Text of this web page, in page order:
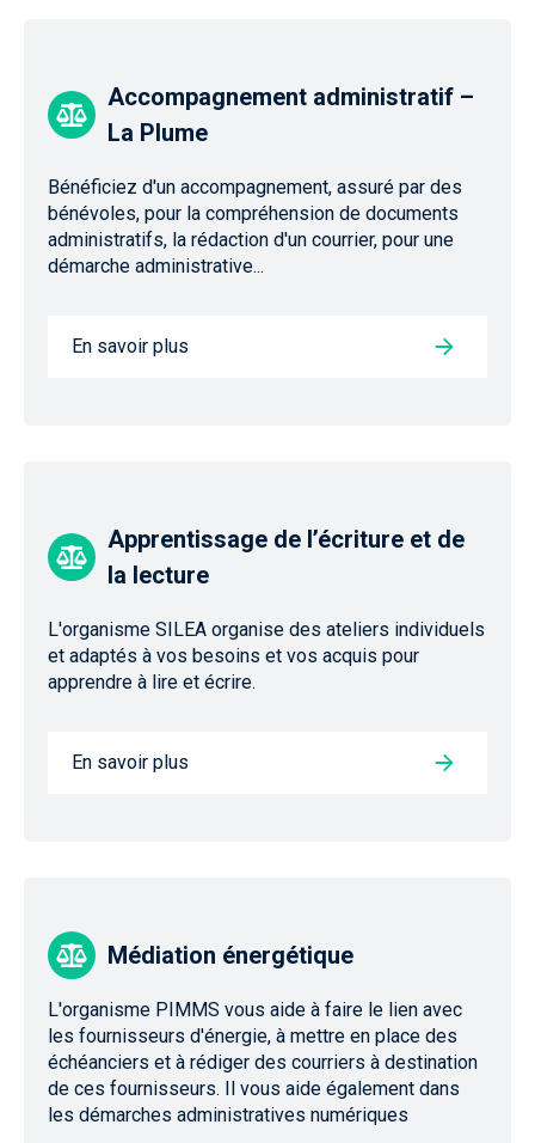
Accompagnement administratif –
La Plume
Bénéficiez d'un accompagnement, assuré par des
bénévoles, pour la compréhension de documents
administratifs, la rédaction d'un courrier, pour une
démarche administrative...
En savoir plus
Apprentissage de l’écriture et de
la lecture
L'organisme SILEA organise des ateliers individuels
et adaptés à vos besoins et vos acquis pour
apprendre à lire et écrire.
En savoir plus
Médiation énergétique
L'organisme PIMMS vous aide à faire le lien avec
les fournisseurs d'énergie, à mettre en place des
échéanciers et à rédiger des courriers à destination
de ces fournisseurs. Il vous aide également dans
les démarches administratives numériques